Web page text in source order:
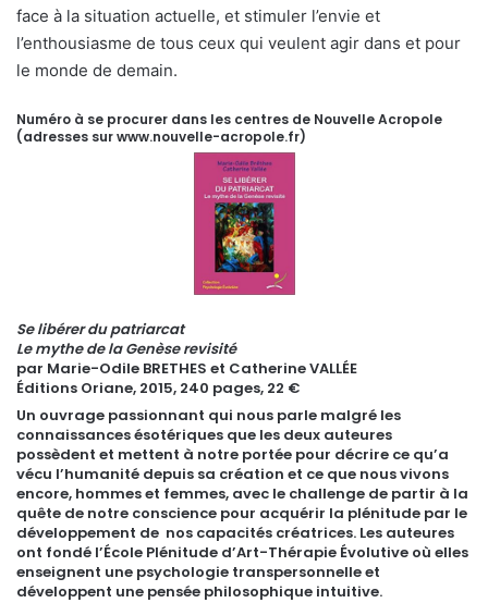
face à la situation actuelle, et stimuler l’envie et
l’enthousiasme de tous ceux qui veulent agir dans et pour
le monde de demain.
Numéro à se procurer dans les centres de Nouvelle Acropole
(adresses sur www.nouvelle-acropole.fr)
Se libérer du patriarcat
Le mythe de la Genèse revisité
par Marie-Odile BRETHES et Catherine VALLÉE
Éditions Oriane, 2015, 240 pages, 22 €
Un ouvrage passionnant qui nous parle malgré les
connaissances ésotériques que les deux auteures
possèdent et mettent à notre portée pour décrire ce qu’a
vécu l’humanité depuis sa création et ce que nous vivons
encore, hommes et femmes, avec le challenge de partir à la
quête de notre conscience pour acquérir la plénitude par le
développement de nos capacités créatrices. Les auteures
ont fondé l’École Plénitude d’Art-Thérapie Évolutive où elles
enseignent une psychologie transpersonnelle et
développent une pensée philosophique intuitive.